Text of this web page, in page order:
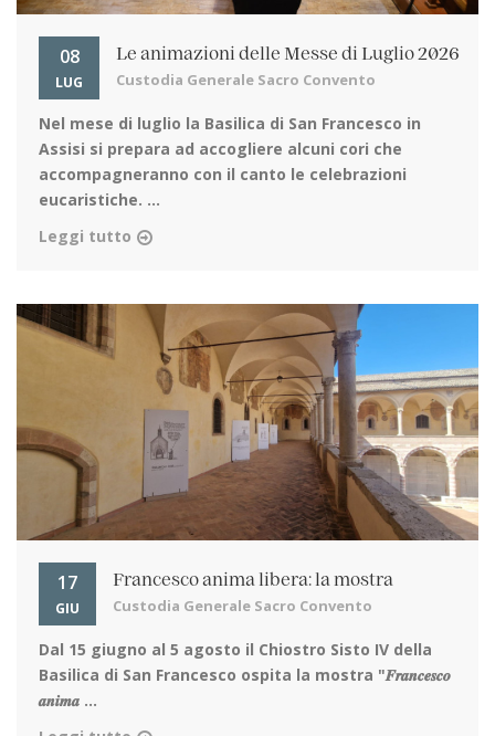
08
LUG
Le animazioni delle Messe di Luglio 2026
Custodia Generale Sacro Convento
Nel mese di luglio la Basilica di San Francesco in
Assisi si prepara ad accogliere alcuni cori che
accompagneranno con il canto le celebrazioni
eucaristiche. ...
Leggi tutto
17
GIU
Francesco anima libera: la mostra
Custodia Generale Sacro Convento
Dal 15 giugno al 5 agosto il Chiostro Sisto IV della
Basilica di San Francesco ospita la mostra "𝑭𝒓𝒂𝒏𝒄𝒆𝒔𝒄𝒐
𝒂𝒏𝒊𝒎𝒂 ...